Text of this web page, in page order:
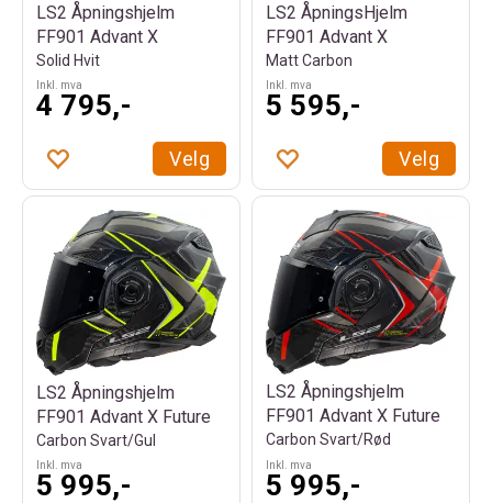
LS2 Åpningshjelm
FF901 Advant X
Solid Hvit
Inkl. mva
4 795,-
Velg
LS2 ÅpningsHjelm
FF901 Advant X
Matt Carbon
Inkl. mva
5 595,-
Velg
LS2 Åpningshjelm
FF901 Advant X Future
Carbon Svart/Gul
Inkl. mva
5 995,-
LS2 Åpningshjelm
FF901 Advant X Future
Carbon Svart/Rød
Inkl. mva
5 995,-